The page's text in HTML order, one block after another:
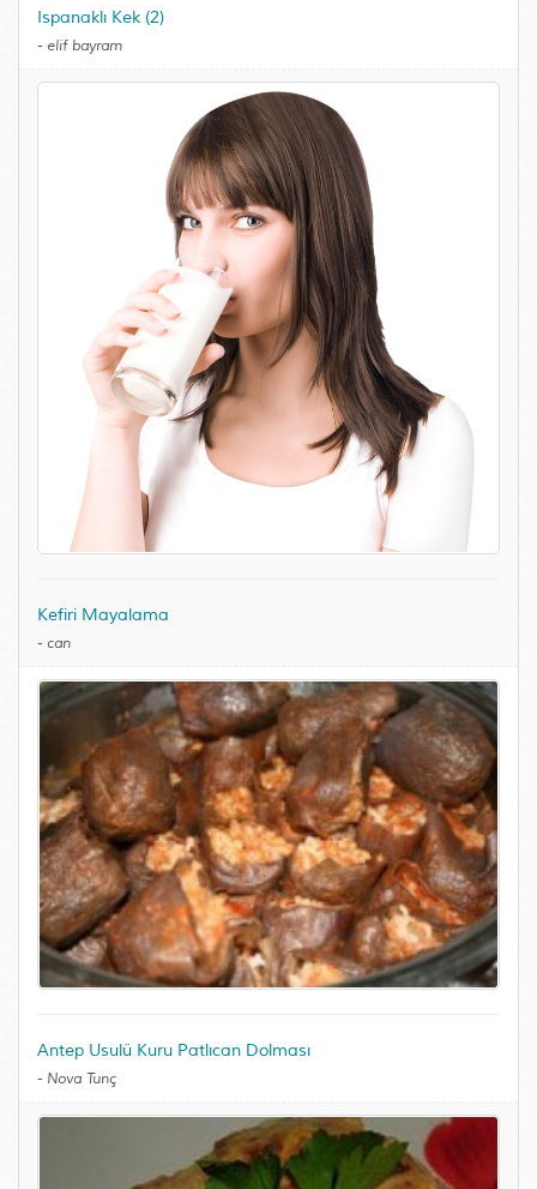
Ispanaklı Kek (2)
- elif bayram
Kefiri Mayalama
- can
Antep Usulü Kuru Patlıcan Dolması
- Nova Tunç